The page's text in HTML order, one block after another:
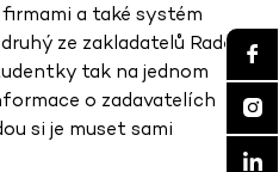
a také systém
ze zakladatelů Radek
tak na jednom
o zadavatelích
si je muset sami